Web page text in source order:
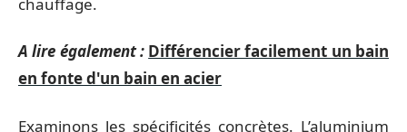
A lire également : Différencier facilement un bain
en fonte d'un bain en acier
Examinons les spécificités concrètes. L’aluminium